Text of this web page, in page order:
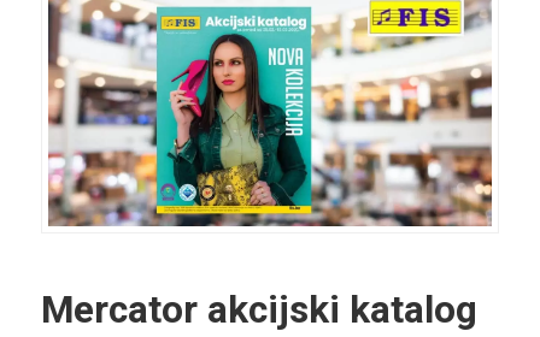
Mercator akcijski katalog